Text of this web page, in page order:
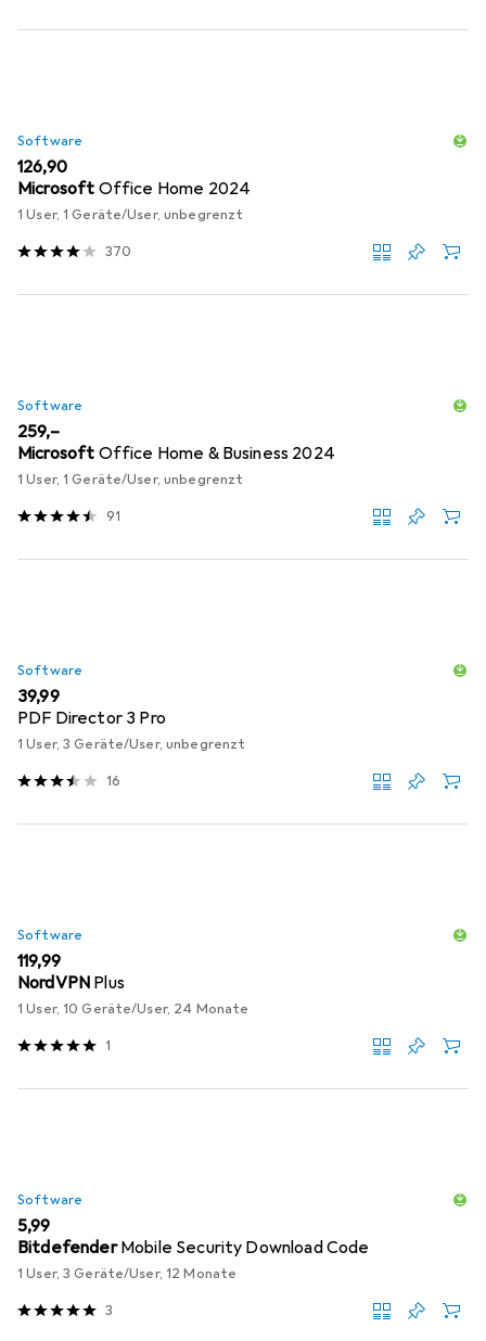
Software
EUR
126,90
Microsoft Office Home 2024
1 User, 1 Geräte/User, unbegrenzt
370
Software
EUR
259,–
Microsoft Office Home & Business 2024
1 User, 1 Geräte/User, unbegrenzt
91
Software
EUR
39,99
PDF Director 3 Pro
1 User, 3 Geräte/User, unbegrenzt
16
Software
EUR
119,99
NordVPN Plus
1 User, 10 Geräte/User, 24 Monate
1
Software
EUR
5,99
Bitdefender Mobile Security Download Code
1 User, 3 Geräte/User, 12 Monate
3